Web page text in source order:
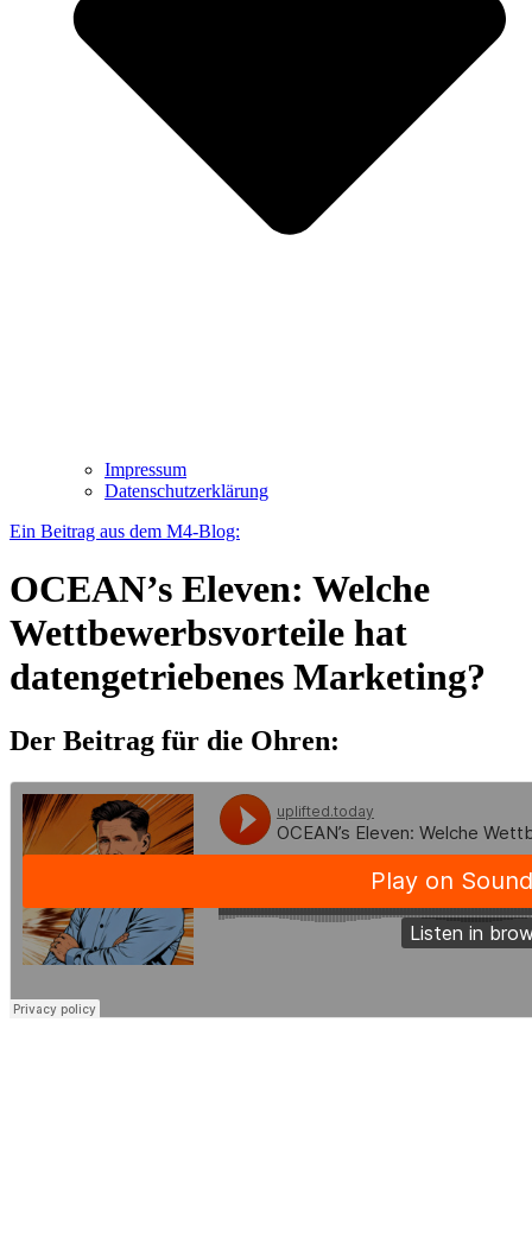
Impressum
Datenschutz­erklärung
Ein Beitrag aus dem M4-Blog:
OCEAN’s Eleven: Welche
Wettbewerbsvorteile hat
datengetriebenes Marketing?
Der Beitrag für die Ohren: